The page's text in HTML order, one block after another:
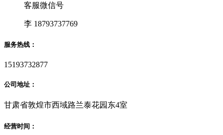
客服微信号
李 18793737769
服务热线：
15193732877
公司地址：
甘肃省敦煌市西域路兰泰花园东4室
经营时间：